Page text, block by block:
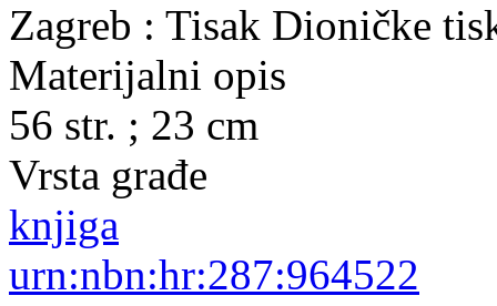
Zagreb : Tisak Dioničke
Materijalni opis
56 str. ; 23 cm
Vrsta građe
knjiga
urn:nbn:hr:287:964522